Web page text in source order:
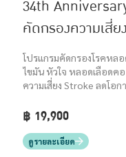
34th
คัดกรองความเสี่
สมอง (Stroke
โปรแกรมคัดกรองโรคหล
ไขมัน หัวใจ หลอดเลือดค
ความเสี่ยง Stroke ลดโอ
฿ 19,900
ดูรายละเอียด